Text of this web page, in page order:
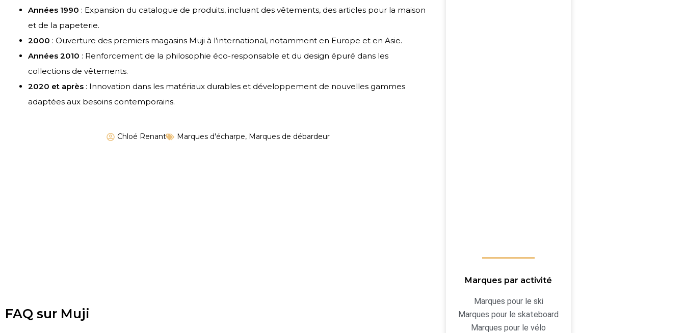
Années 1990 : Expansion du catalogue de produits, incluant des vêtements, des articles pour la maison
et de la papeterie.
2000 : Ouverture des premiers magasins Muji à l’international, notamment en Europe et en Asie.
Années 2010 : Renforcement de la philosophie éco-responsable et du design épuré dans les
collections de vêtements.
2020 et après : Innovation dans les matériaux durables et développement de nouvelles gammes
adaptées aux besoins contemporains.
Chloé Renant Marques d'écharpe, Marques de débardeur
FAQ sur Muji
Marques par activité
Marques pour le ski
Marques pour le skateboard
Marques pour le vélo